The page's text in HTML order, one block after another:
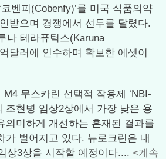
벤피(Cobenfy)’를 미국 식품의약
받으며 경쟁에서 선두를 달렸다.
나 테라퓨틱스(Karuna
달러에 인수하며 확보한 에셋이
무스카린 선택적 작용제 ‘NBI-
조현병 임상2상에서 가장 낮은 용
의미하게 개선하는 혼재된 결과를
가 벌어지고 있다. 뉴로크린은 내
상3상을 시작할 예정이다.... <계속